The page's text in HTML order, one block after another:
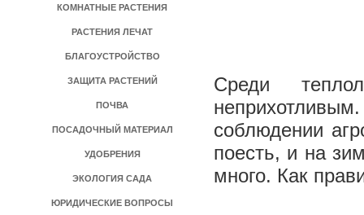
КОМНАТНЫЕ РАСТЕНИЯ
РАСТЕНИЯ ЛЕЧАТ
БЛАГОУСТРОЙСТВО
ЗАЩИТА РАСТЕНИЙ
ПОЧВА
ПОСАДОЧНЫЙ МАТЕРИАЛ
УДОБРЕНИЯ
ЭКОЛОГИЯ САДА
ЮРИДИЧЕСКИЕ ВОПРОСЫ
Среди
соблюдении
поесть, и на
много. Как